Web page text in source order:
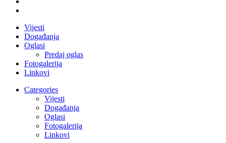
Vijesti
Događanja
Oglasi
Predaj oglas
Fotogalerija
Linkovi
Categories
Vijesti
Događanja
Oglasi
Fotogalerija
Linkovi